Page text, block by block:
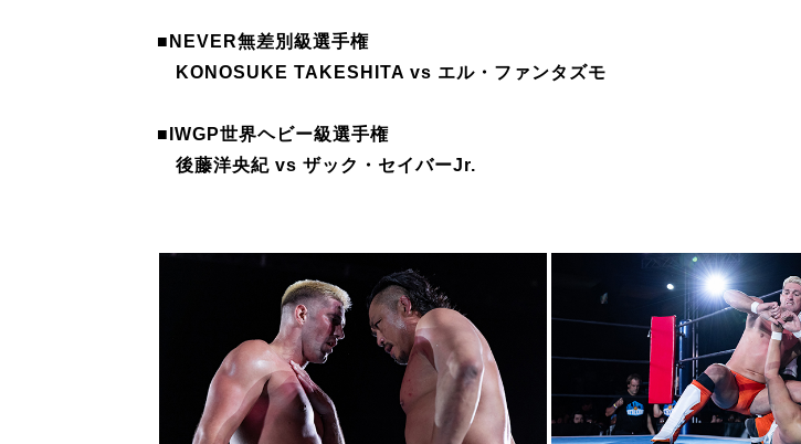
■NEVER無差別級選手権
KONOSUKE TAKESHITA vs エル・ファンタズモ
■IWGP世界ヘビー級選手権
後藤洋央紀 vs ザック・セイバーJr.